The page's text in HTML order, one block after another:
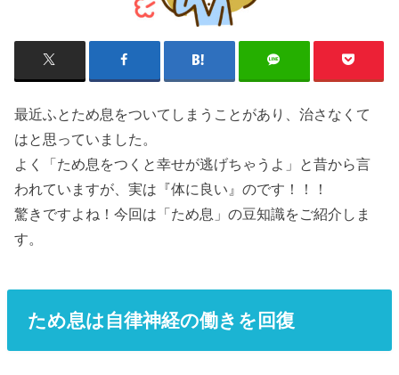
最近ふとため息をついてしまうことがあり、治さなくて
はと思っていました。
よく「ため息をつくと幸せが逃げちゃうよ」と昔から言
われていますが、実は『体に良い』のです！！！
驚きですよね！今回は「ため息」の豆知識をご紹介しま
す。
ため息は自律神経の働きを回復